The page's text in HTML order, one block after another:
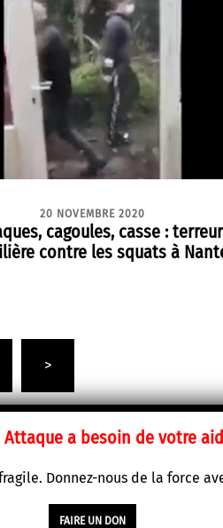
20 NOVEMBRE 2020
cagoules, casse : terreur
contre les squats à
>
Attaque a besoin de votre
Donnez-nous de la force
FAIRE UN DON